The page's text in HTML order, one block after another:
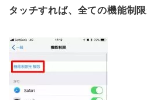
タッチすれば、全ての機能制